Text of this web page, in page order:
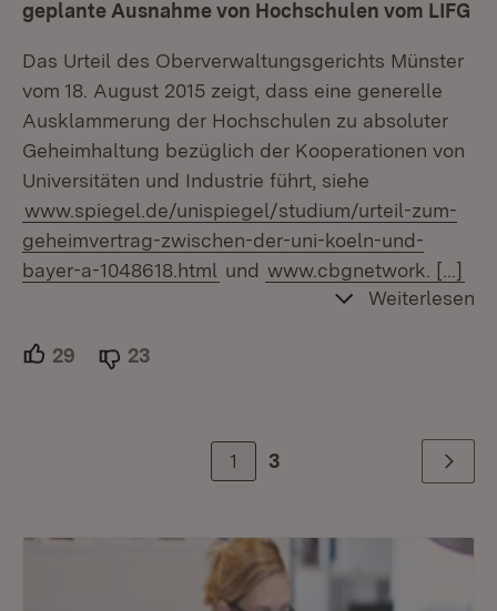
geplante Ausnahme von Hochschulen vom LIFG
Das Urteil des Oberverwaltungsgerichts Münster
vom 18. August 2015 zeigt, dass eine generelle
Ausklammerung der Hochschulen zu absoluter
Geheimhaltung bezüglich der Kooperationen von
Universitäten und Industrie führt, siehe
www.spiegel.de/unispiegel/studium/urteil-zum-
geheimvertrag-zwischen-der-uni-koeln-und-
bayer-a-1048618.html und www.cbgnetwork. […]
Weiterlesen
29 Unterstützer.
23
1 3 Weiter